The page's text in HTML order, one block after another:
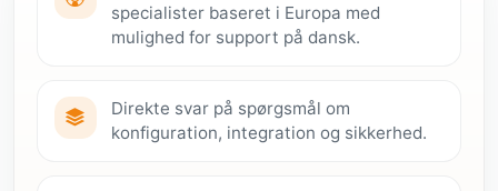
specialister baseret i Europa med
mulighed for support på dansk.
Direkte svar på spørgsmål om
konfiguration, integration og sikkerhed.